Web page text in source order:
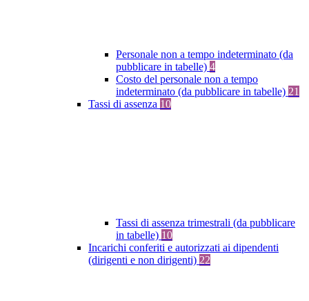
Personale non a tempo indeterminato (da
pubblicare in tabelle) 4
Costo del personale non a tempo
indeterminato (da pubblicare in tabelle) 21
Tassi di assenza 10
Tassi di assenza trimestrali (da pubblicare
in tabelle) 10
Incarichi conferiti e autorizzati ai dipendenti
(dirigenti e non dirigenti) 22